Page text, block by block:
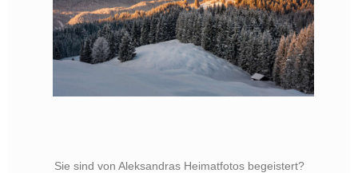
Sie sind von Aleksandras Heimatfotos begeistert?